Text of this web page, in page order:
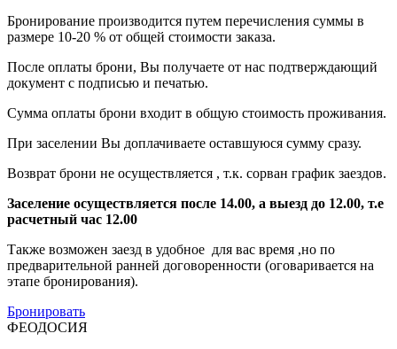
Бронирование производится путем перечисления суммы в
размере 10-20 % от общей стоимости заказа.
После оплаты брони, Вы получаете от нас подтверждающий
документ с подписью и печатью.
Сумма оплаты брони входит в общую стоимость проживания.
При заселении Вы доплачиваете оставшуюся сумму сразу.
Возврат брони не осуществляется , т.к. сорван график заездов.
Заселение осуществляется после 14.00, а выезд до 12.00, т.е
расчетный час 12.00
Также возможен заезд в удобное для вас время ,но по
предварительной ранней договоренности (оговаривается на
этапе бронирования).
Бронировать
ФЕОДОСИЯ